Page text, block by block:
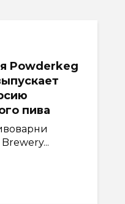
Powderkeg
пива